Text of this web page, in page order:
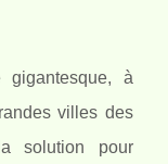
gigantesque, à
villes des
solution pour